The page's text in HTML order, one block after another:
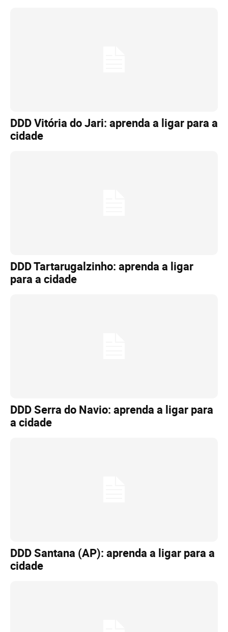
DDD Vitória do Jari: aprenda a ligar para a
cidade
DDD Tartarugalzinho: aprenda a ligar
para a cidade
DDD Serra do Navio: aprenda a ligar para
a cidade
DDD Santana (AP): aprenda a ligar para a
cidade